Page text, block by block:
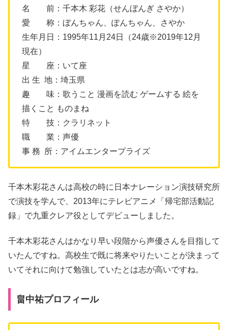
名 前：千本木 彩花（せんぼんぎ さやか）
愛 称：ぼんちゃん、ぽんちゃん、さやか
生年月日：1995年11月24日（24歳※2019年12月
現在）
星 座：いて座
出 生 地：埼玉県
趣 味：歌うこと 漫画を読む ゲームする 絵を
描くこと ものまね
特 技：クラリネット
職 業：声優
事 務 所：アイムエンタープライズ
千本木彩花さんは高校の時に日本ナレーション演技研究所
で演技を学んで、2013年にテレビアニメ「帰宅部活動記
録」で九重クレア役としてデビューしました。
千本木彩花さんはかなり早い段階から声優さんを目指して
いたんですね。高校生で既に将来やりたいことが決まって
いてそれに向けて勉強していたとは志が高いですね。
畠中祐プロフィール